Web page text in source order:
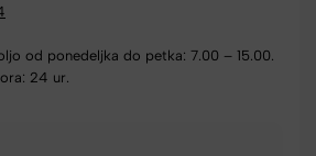
od ponedeljka do petka: 7.00 – 15.00.
24 ur.